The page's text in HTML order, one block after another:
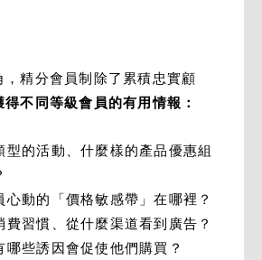
，精分會員制除了累積忠實顧
得不同等級會員的有用情報：
型的活動、什麼樣的產品優惠組
心動的「價格敏感帶」在哪裡？
費習慣、從什麼渠道看到廣告？
哪些誘因會促使他們購買？